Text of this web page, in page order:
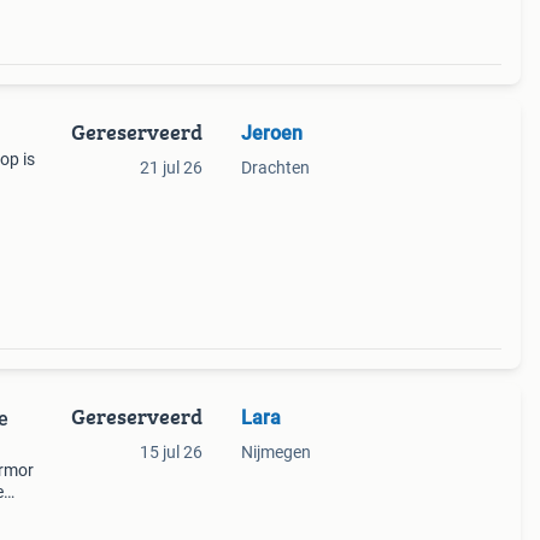
is
Gereserveerd
21 jul 26
Jeroen
Drachten
Gereserveerd
15 jul 26
Lara
Nijmegen